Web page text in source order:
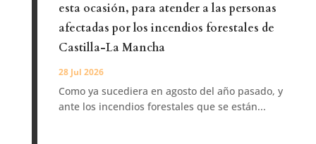
esta ocasión, para atender a las personas
afectadas por los incendios forestales de
Castilla-La Mancha
28 Jul 2026
Como ya sucediera en agosto del año pasado, y
ante los incendios forestales que se están...